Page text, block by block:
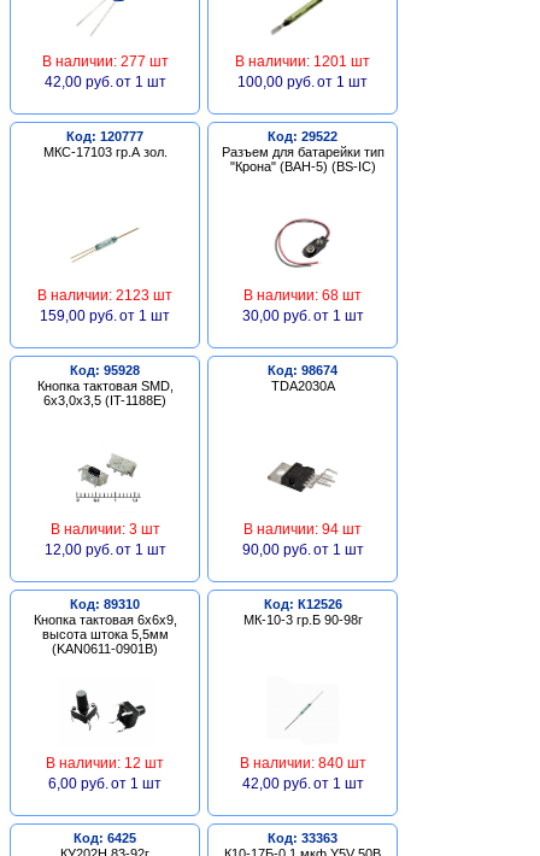
В наличии: 277 шт
42,00 руб. от 1 шт
В наличии: 1201 шт
100,00 руб. от 1 шт
Код: 120777
МКС-17103 гр.А зол.
В наличии: 2123 шт
159,00 руб. от 1 шт
Код: 29522
Разъем для батарейки тип
"Крона" (BAH-5) (BS-IC)
В наличии: 68 шт
30,00 руб. от 1 шт
Код: 95928
Кнопка тактовая SMD,
6х3,0х3,5 (IT-1188E)
В наличии: 3 шт
12,00 руб. от 1 шт
Код: 98674
TDA2030A
В наличии: 94 шт
90,00 руб. от 1 шт
Код: 89310
Кнопка тактовая 6х6х9,
высота штока 5,5мм
(KAN0611-0901B)
В наличии: 12 шт
6,00 руб. от 1 шт
Код: К12526
МК-10-3 гр.Б 90-98г
В наличии: 840 шт
42,00 руб. от 1 шт
Код: 6425
КУ202Н 83-92г
Код: 33363
К10-17Б-0,1 мкф Y5V 50В